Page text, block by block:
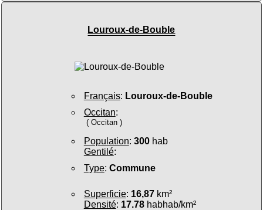
Louroux-de-Bouble
Français: Louroux-de-Bouble
Occitan:
( Occitan )
Population: 300hab
Gentilé:
Type: Commune
Superficie: 16,87km²
Densité: 17.78habhab/km²